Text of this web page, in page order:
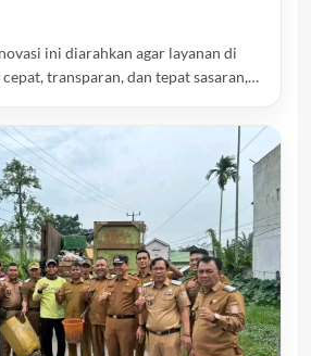
ini diarahkan agar layanan di
transparan, dan tepat sasaran,…